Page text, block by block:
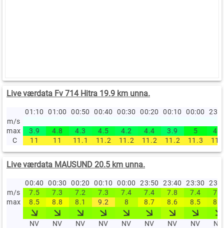
Live værdata Fv 714 Hitra 19.9 km unna.
01:10 01:00 00:50 00:40 00:30 00:20 00:10 00:00
m/s
max
3.9 4.8 4.3 4.5 4.2 4.4 3.9 5
4.7
C
11 11 11.1 11.2 11.2 11.2 11.2 11.3
Live værdata MAUSUND 20.5 km unna.
00:40 00:30 00:20 00:10 00:00 23:50 23:40 23:30
m/s
7.5 7.3 7.2 7.3 7.4 7.4 7.8 7.4
7.3
max
8.5 8.8 8.1 9.2 8 8.7 8.6 8.5 8.4
NV
NV
NV
NV
NV
NV
NV
NV
NV